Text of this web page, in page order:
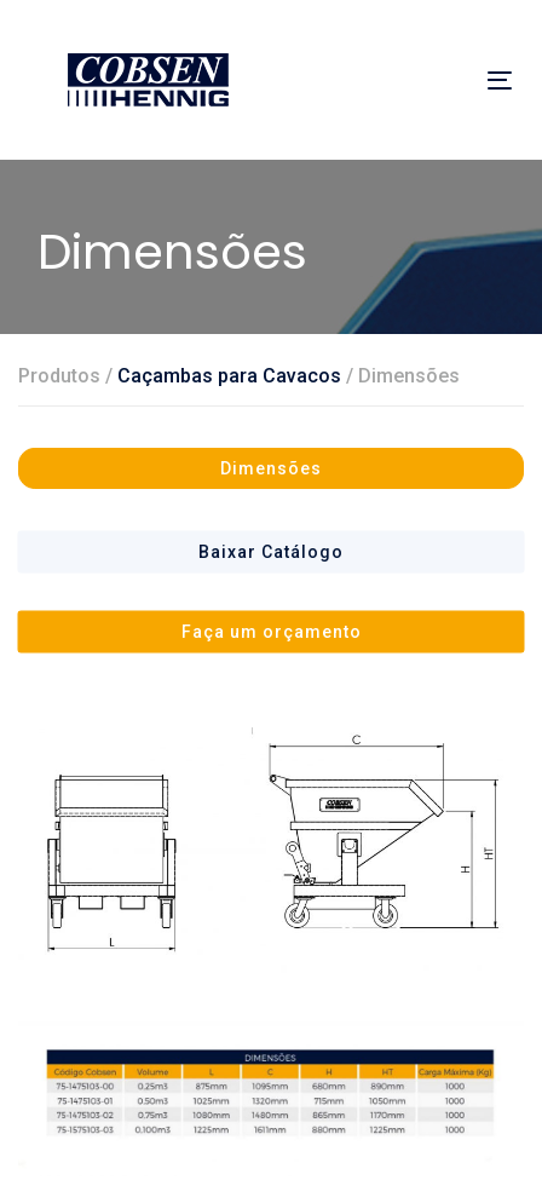
Skip
contentDimensões
Produtos / Caçambas para Cavacos / Dimensões
Dimensões
Baixar Catálogo
Faça um orçamento